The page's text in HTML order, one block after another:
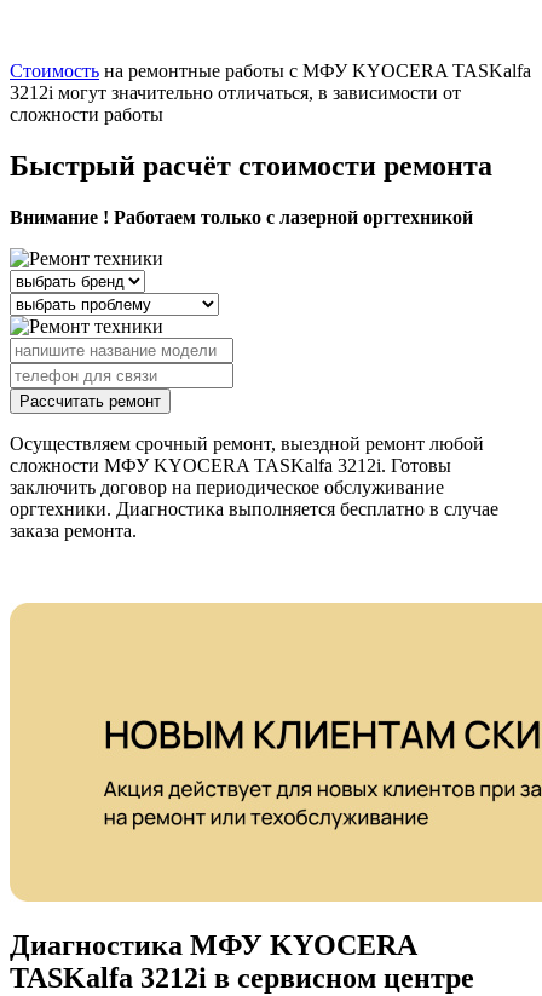
Стоимость на ремонтные работы с МФУ KYOCERA TASKalfa
3212i могут значительно отличаться, в зависимости от
сложности работы
Быстрый расчёт стоимости ремонта
Внимание ! Работаем только с лазерной оргтехникой
Рассчитать ремонт
Осуществляем срочный ремонт, выездной ремонт любой
сложности МФУ KYOCERA TASKalfa 3212i. Готовы
заключить договор на периодическое обслуживание
оргтехники. Диагностика выполняется бесплатно в случае
заказа ремонта.
Диагностика МФУ KYOCERA
TASKalfa 3212i в сервисном центре